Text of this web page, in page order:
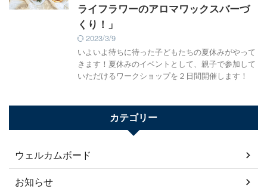
ライフラワーのアロマワックスバーづ
くり！」
2023/3/9
いよいよ待ちに待った子どもたちの夏休みがやって
きます！夏休みのイベントとして、親子で参加して
いただけるワークショップを２日間開催します！
カテゴリー
ウェルカムボード
お知らせ